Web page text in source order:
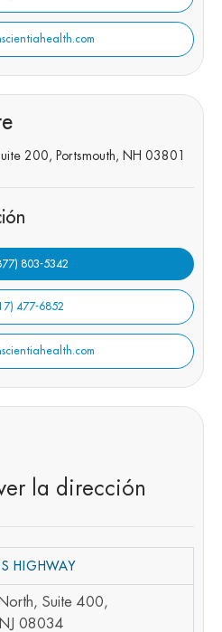
200, Portsmouth, NH 03801
803-5342
477-6852
la dirección
HIGHWAY
Suite 400,
08034